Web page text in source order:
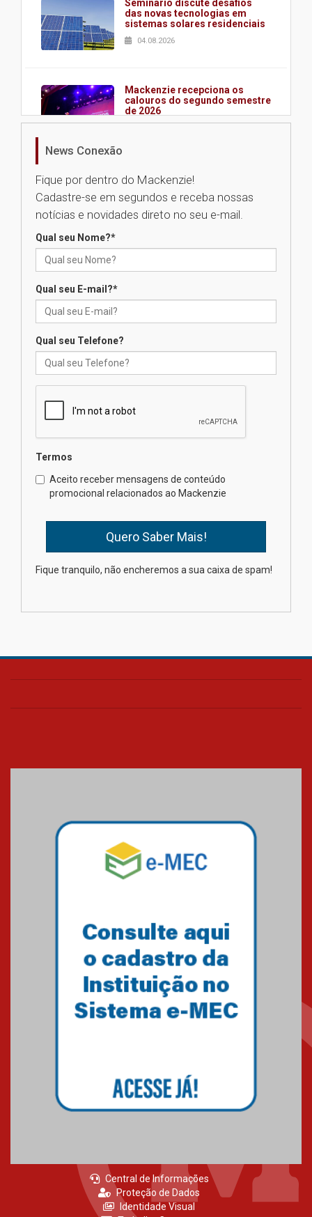
Seminário discute desafios
das novas tecnologias em
sistemas solares residenciais
04.08.2026
Mackenzie recepciona os
calouros do segundo semestre
de 2026
Como o Colégio Mackenzie
Brasília prepara seus
estudantes para o PAS antes
Como os pais podem investir
XIII Fórum de Aprendizagem
Transformadora reúne
finalista do Prêmio Jabuti com
obra sobre ética e arquitetura
contemporânea
Mackenzie promove parcerias
News Conexão
Fique por dentro do Mackenzie!
Cadastre-se em segundos e receba nossas
notícias e novidades direto no seu e-mail.
Qual seu Nome?*
Qual seu E-mail?*
Qual seu Telefone?
Termos
Aceito receber mensagens de conteúdo
promocional relacionados ao Mackenzie
Fique tranquilo, não encheremos a sua caixa de spam!
Central de Informações
Proteção de Dados
Identidade Visual